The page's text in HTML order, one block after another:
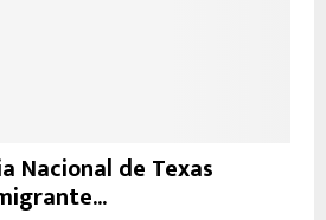
Nacional de Texas